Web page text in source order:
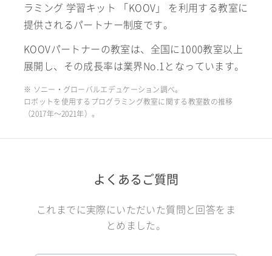
ラミング 学習キット 「KOOV」 を利用する教室に
提供されるパートナー制度です。
KOOVパートナーの教室は、全国に1000教室以上
展開し、その成長率は業界No.1となっています。
※ ソニー・グローバルエデュケーション調べ。
ロボットを使用するプログラミング教室に関する教室数の推移
（2017年〜2021年）。
よくあるご質問
これまでに実際にいただいた質問と回答をま
とめました。